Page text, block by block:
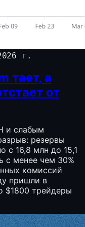
г.
тает, а
от
и слабым
резервы
с 16,8 млн до 15,1
с менее чем 30%
комиссий
пришли в
$1800 трейдеры